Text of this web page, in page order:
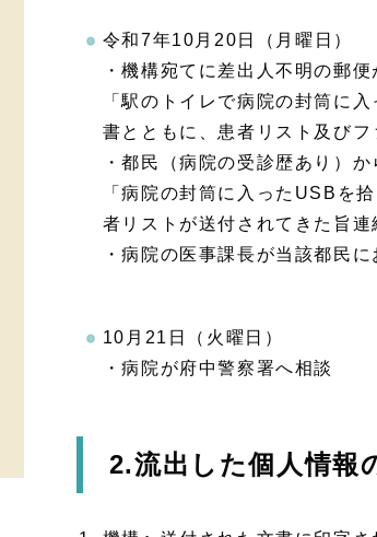
令和7年10月20日（月曜日）
・機構宛てに差出人不明の郵便
「駅のトイレで病院の封筒に
書とともに、患者リスト及び
・都民（病院の受診歴あり）
「病院の封筒に入ったUSBを
者リストが送付されてきた旨連
・病院の医事課長が当該都民
10月21日（火曜日）
・病院が府中警察署へ相談
2.流出した個人情報